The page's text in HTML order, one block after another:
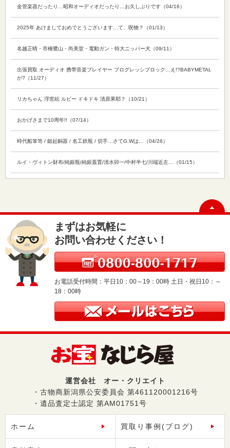
金管楽器だったり…昭和オーディオだったり…お久しぶりです（04/16）
2025年 あけましておめでとうございます…て、呪物？（01/13）
名越正晴・市橋鷺山・尚美堂・電動ガン・特大ニッパー犬（09/11）
出張買取 オーディオ 携帯音楽プレイヤー プログレッシブロック…え!?BABYMETAL
が?（11/27）
リカちゃん 浮世絵 ルビー ドキドキ 清原果耶？（10/21）
おかげさまで10周年!!（07/14）
時代船箪笥 / 鎚起銅器 / 名工鉄瓶 / 切手…さてG.Wは…（04/26）
ルイ・ヴィトン財布/純銀瓶/純銀蓋置/清水卯一/中村半七/川端近左…（01/15）
まずはお気軽に
お問い合わせください！
お電話受付時間：平日10：00～19：00時 土日・祝日10：～
18：00時
運営会社 オー・クリエイト
・古物商新潟県公安委員会 第461120001216号
・遺品査定士認定 第AM01751号
ホーム 買取り事例(ブログ)